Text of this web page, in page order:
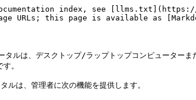
index, see
URLs; this page is available as
は、デスクトップ/ラップトップコンピューター
。
は、管理者に次の機能を提供します。